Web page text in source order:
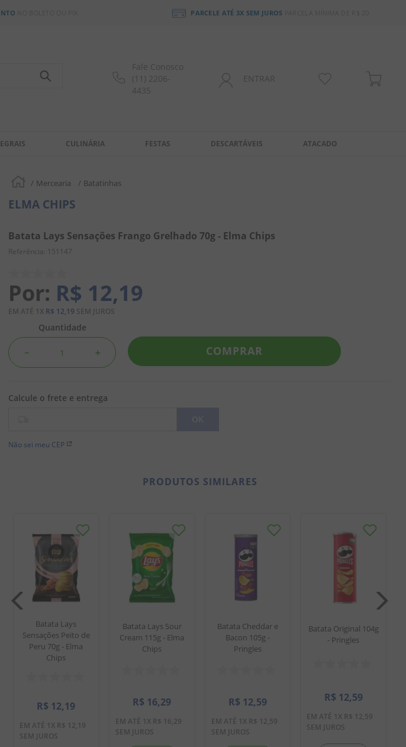
PARCELE ATÉ 3X SEM JUROS PARCELA MÍNIMA DE R$ 20
Fale Conosco
(11) 2206-
4435
ENTRAR
CULINÁRIA FESTAS DESCARTÁVEIS ATACADO
Mercearia Batatinhas
ELMA CHIPS
Batata Lays Sensações Frango Grelhado 70g - Elma Chips
Referência : 151147
R$ 12,19
EM ATÉ 1 X R$ 12,19 SEM JUROS
Quantidade
＋
－ COMPRAR
Não sei meu CEP
PRODUTOS SIMILARES
Batata Lays
Sensações Peito de
Peru 70g - Elma
Chips
R$ 12,19
EM ATÉ 1 X R$ 12,19
SEM JUROS
Batata Lays Sour
Cream 115g - Elma
Chips
R$ 16,29
EM ATÉ 1 X R$ 16,29
SEM JUROS
Batata Cheddar e
Bacon 105g -
Pringles
R$ 12,59
EM ATÉ 1 X R$ 12,59
SEM JUROS
Batata Original 104g
- Pringles
R$ 12,59
EM ATÉ 1 X R$ 12,59
SEM JUROS